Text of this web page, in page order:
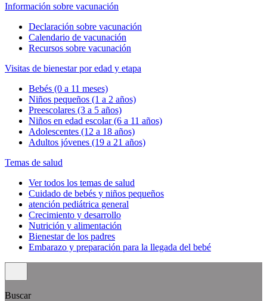
Información sobre vacunación
Declaración sobre vacunación
Calendario de vacunación
Recursos sobre vacunación
Visitas de bienestar por edad y etapa
Bebés (0 a 11 meses)
Niños pequeños (1 a 2 años)
Preescolares (3 a 5 años)
Niños en edad escolar (6 a 11 años)
Adolescentes (12 a 18 años)
Adultos jóvenes (19 a 21 años)
Temas de salud
Ver todos los temas de salud
Cuidado de bebés y niños pequeños
atención pediátrica general
Crecimiento y desarrollo
Nutrición y alimentación
Bienestar de los padres
Embarazo y preparación para la llegada del bebé
Buscar